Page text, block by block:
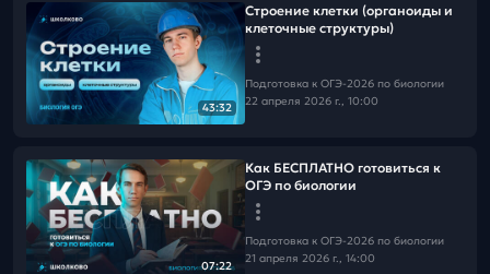
43:32
Строение клетки (органоиды и
клеточные структуры)
Подготовка к ОГЭ-2026 по биологии
22 апреля 2026 г., 10:00
07:22
Как БЕСПЛАТНО готовиться к
ОГЭ по биологии
Подготовка к ОГЭ-2026 по биологии
21 апреля 2026 г., 14:00